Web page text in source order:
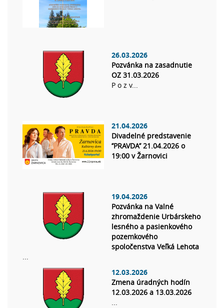
26.03.2026
Pozvánka na zasadnutie
OZ 31.03.2026
P o z v...
21.04.2026
Divadelné predstavenie
’’PRAVDA’’ 21.04.2026 o
19:00 v Žarnovici
19.04.2026
Pozvánka na Valné
zhromaždenie Urbárskeho
lesného a pasienkového
pozemkového
spoločenstva Veľká Lehota
...
12.03.2026
Zmena úradných hodín
12.03.2026 a 13.03.2026
...